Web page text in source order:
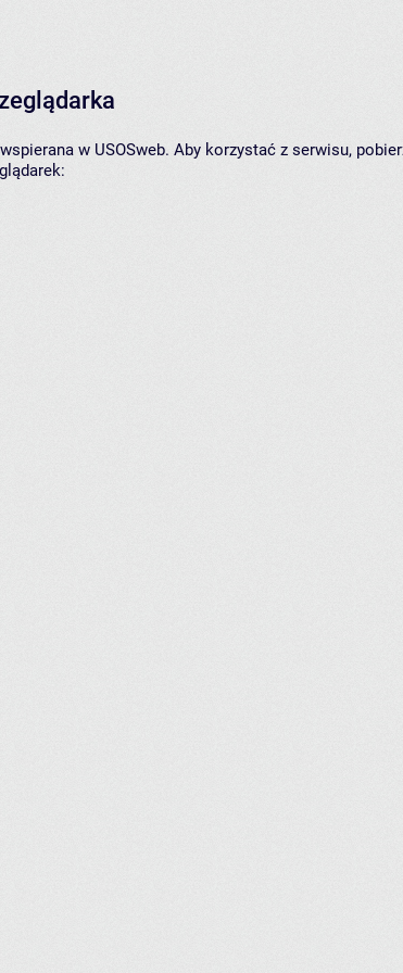
w USOSweb. Aby korzystać z serwisu,